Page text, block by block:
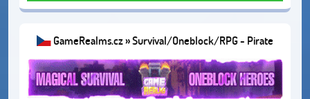
GameRealms.cz » Survival/Oneblock/RPG - Pirate
Event🦜1.21.11+